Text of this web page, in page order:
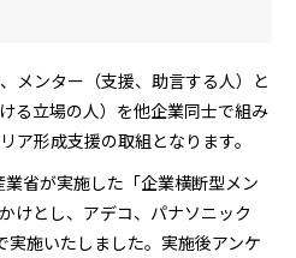
メンター（支援、助言する人）と
る立場の人）を他企業同士で組み
ア形成支援の取組となります。
省が実施した「企業横断型メン
けとし、アデコ、パナソニック
施いたしました。実施後アンケ